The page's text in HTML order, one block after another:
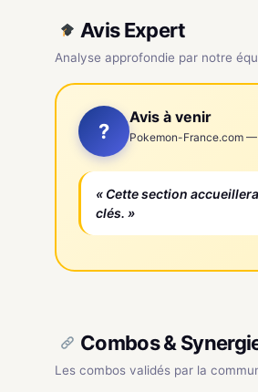
Avis Expert
Analyse approfondie par notre
?
Avis à venir
Pokemon-France.com
« Cette section
clés. »
Combos &
Les combos validés par la